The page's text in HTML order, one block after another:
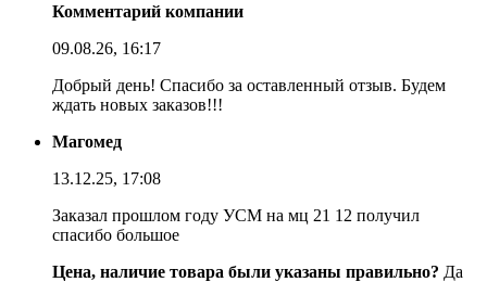
Комментарий компании
09.08.26, 16:17
Добрый день! Спасибо за оставленный отзыв. Будем
ждать новых заказов!!!
Магомед
13.12.25, 17:08
Заказал прошлом году УСМ на мц 21 12 получил
спасибо большое
Цена, наличие товара были указаны правильно? Да